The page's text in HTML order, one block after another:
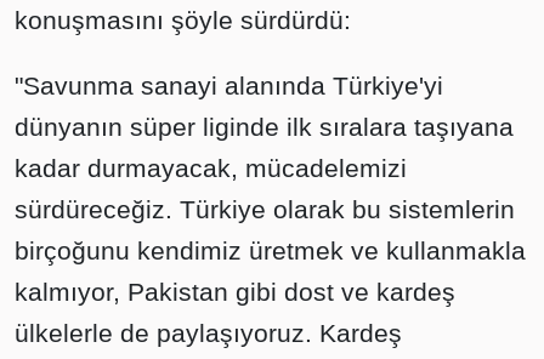
konuşmasını şöyle sürdürdü:
"Savunma sanayi alanında Türkiye'yi
dünyanın süper liginde ilk sıralara taşıyana
kadar durmayacak, mücadelemizi
sürdüreceğiz. Türkiye olarak bu sistemlerin
birçoğunu kendimiz üretmek ve kullanmakla
kalmıyor, Pakistan gibi dost ve kardeş
ülkelerle de paylaşıyoruz. Kardeş